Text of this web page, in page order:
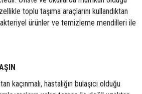
toplu taşıma araçlarını kullandıktan
ürünler ve temizleme mendilleri ile
kaçınmalı, hastalığın bulaşıcı olduğu